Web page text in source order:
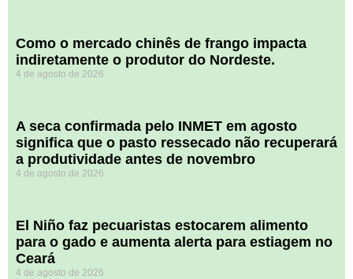
​Como o mercado chinês de frango impacta
indiretamente o produtor do Nordeste.
4 de agosto de 2026
A seca confirmada pelo INMET em agosto
significa que o pasto ressecado não recuperará
a produtividade antes de novembro
4 de agosto de 2026
El Niño faz pecuaristas estocarem alimento
para o gado e aumenta alerta para estiagem no
Ceará
4 de agosto de 2026